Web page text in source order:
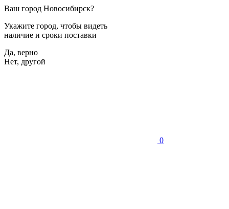
Ваш город Новосибирск?
Укажите город, чтобы видеть
наличие и сроки поставки
Да, верно
Нет, другой
0